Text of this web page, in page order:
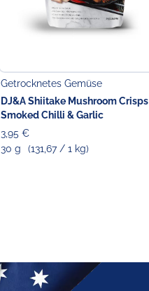
Getrocknetes Gemüse
DJ&A Shiitake Mushroom Crisps
Smoked Chilli & Garlic
3,95 €
30 g
(131,67 / 1 kg)